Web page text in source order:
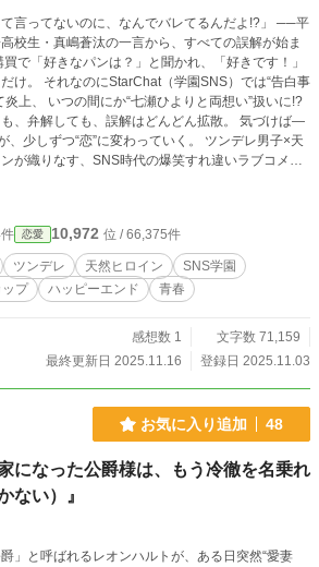
て言ってないのに、なんでバレてるんだよ!?」 ──平
校生・真嶋蒼汰の一言から、すべての誤解が始ま
け。 それなのにStarChat（学園SNS）では“告白事
炎上、 いつの間にか“七瀬ひよりと両想い”扱いに!?
、弁解しても、誤解はどんどん拡散。 気づけば―
しずつ“恋”に変わっていく。 ツンデレ男子×天
が織りなす、SNS時代の爆笑すれ違いラブコメ！
て、ちょっと泣ける。 #誤解が本当の恋になる瞬
恋愛 10,972 位 / 66,375件
ツンデレ 天然ヒロイン
SNS学園
プ ハッピーエンド 青春
感想数 1
文字数 71,159
最終更新日 2025.11.16
登録日 2025.11.03
お気に入り追加 48
になった公爵様は、もう冷徹を名乗れ
ない）』
爵」と呼ばれるレオンハルトが、ある日突然“愛妻